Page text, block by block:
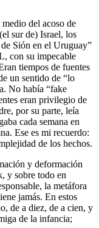
del acoso de
sur de) Israel, los
Sión en el Uruguay”
con su impecable
tiempos de fuentes
un sentido de “lo
No había “fake
eran privilegio de
por su parte, leía
cada semana en
Ese es mi recuerdo:
de los hechos.
y deformación
y sobre todo en
la metáfora
jamás. En estos
de a diez, de a cien, y
de la infancia;